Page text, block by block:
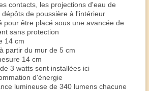
contacts, les projections d'eau de
de poussière à l'intérieur
pour être placé sous une avancée de
sans protection
14 cm
partir du mur de 5 cm
14 cm
3 watts sont installées ici
d'énergie
lumineuse de 340 lumens chacune